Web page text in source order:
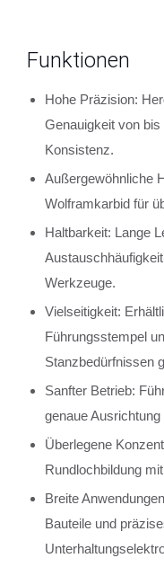
Funktionen
Hohe Präzision:
Genauigkeit von
Konsistenz.
Außergewöhnliche
Wolframkarbid für
Haltbarkeit: Lange
Werkzeuge.
Vielseitigkeit:
Führungsstempel
Stanzbedürfnissen
Sanfter Betrieb:
genaue
Überlegene
Rundlochbildung
Breite
Bauteile und